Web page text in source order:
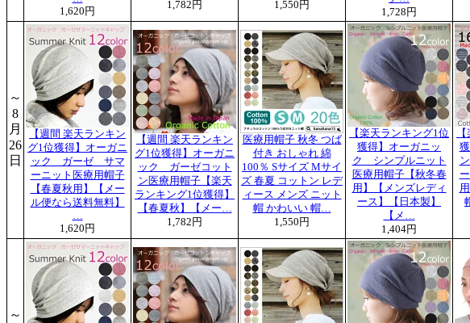
1,620円
1,782円
1,550円
1,728円
～
8
月
26
日
【週間 楽天ランキン
グ1位獲得】オーガニ
ック ガーゼ サマ
ーニット医療用帽子
【春夏秋用】【メー
ル便なら送料無料】
…
1,620円
【週間 楽天ランキン
グ1位獲得】オーガニ
ック ガーゼコット
ン医療用帽子【楽天
ランキング1位獲得】
【春夏秋】【メー…
1,782円
医療用帽子 秋冬 つば
付き おしゃれ 綿
100％ Sサイズ Mサイ
ズ 春夏 コットン レデ
ィース メンズ ニット
帽 かわいい 帽…
1,550円
【楽天ランキング1位
獲得】オーガニッ
ク シンプルニット
医療用帽子【秋冬春
用】【メンズレディ
ース】【日本製】
【メ…
1,404円
～